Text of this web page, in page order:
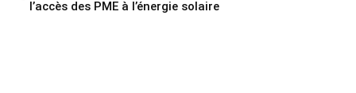
l’accès des PME à l’énergie solaire